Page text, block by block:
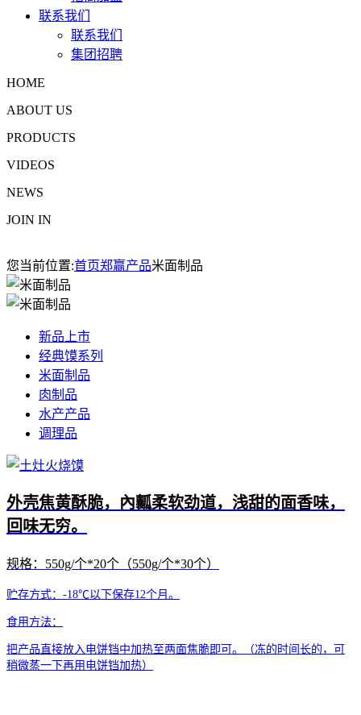
联系我们
联系我们
集团招聘
HOME
ABOUT US
PRODUCTS
VIDEOS
NEWS
JOIN IN
您当前位置:首页郑赢产品米面制品
新品上市
经典馍系列
米面制品
肉制品
水产产品
调理品
外壳焦黄酥脆，內瓤柔软劲道，浅甜的面香味，
回味无穷。
规格：550g/个*20个（550g/个*30个）
贮存方式：-18℃以下保存12个月。
食用方法：
把产品直接放入电饼铛中加热至两面焦脆即可。（冻的时间长的，可
稍微蒸一下再用电饼铛加热）